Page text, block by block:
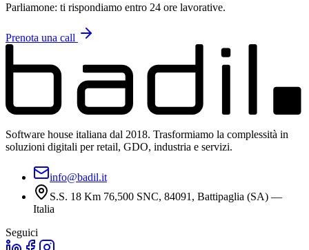
Parliamone: ti rispondiamo entro 24 ore lavorative.
Prenota una call
Software house italiana dal 2018. Trasformiamo la complessità in
soluzioni digitali per retail, GDO, industria e servizi.
info@badil.it
S.S. 18 Km 76,500 SNC, 84091, Battipaglia (SA) —
Italia
Seguici